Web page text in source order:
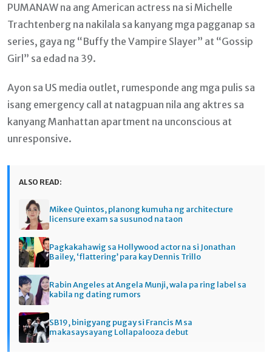
PUMANAW na ang American actress na si Michelle
Trachtenberg na nakilala sa kanyang mga pagganap sa
series, gaya ng “Buffy the Vampire Slayer” at “Gossip
Girl” sa edad na 39.
Ayon sa US media outlet, rumesponde ang mga pulis sa
isang emergency call at natagpuan nila ang aktres sa
kanyang Manhattan apartment na unconscious at
unresponsive.
ALSO READ:
Mikee Quintos, planong kumuha ng architecture
licensure exam sa susunod na taon
Pagkakahawig sa Hollywood actor na si Jonathan
Bailey, ‘flattering’ para kay Dennis Trillo
Rabin Angeles at Angela Munji, wala pa ring label sa
kabila ng dating rumors
SB19, binigyang pugay si Francis M sa
makasaysayang Lollapalooza debut